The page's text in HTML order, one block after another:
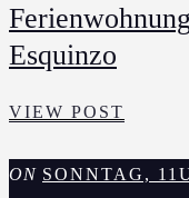
Esquinzo
VIEW POST
ON SONNTAG,